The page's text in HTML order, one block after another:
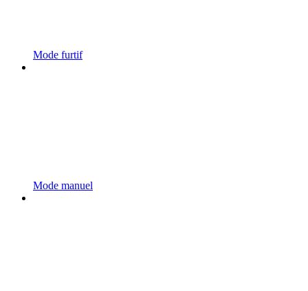
Mode furtif
Mode manuel